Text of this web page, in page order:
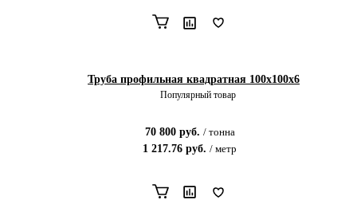
Труба профильная квадратная 100х100x6
Популярный товар
70 800руб. / тонна
1 217.76 руб. / метр